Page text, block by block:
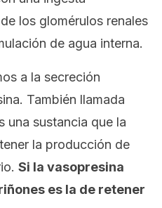
los glomérulos renales
de agua interna.
a la secreción
También llamada
una sustancia que la
la producción de
Si la vasopresina
es la de retener